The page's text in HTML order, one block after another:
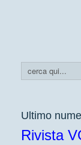
Ultimo
Rivista